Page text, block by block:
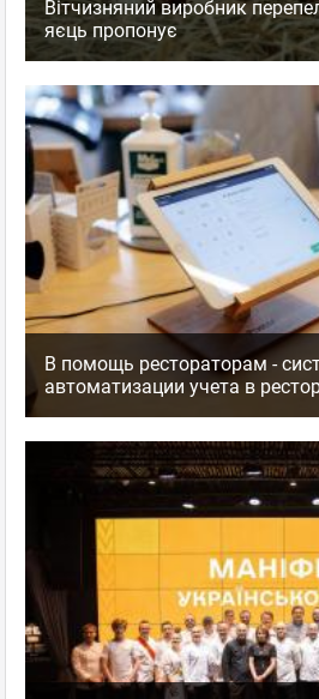
Вітчизняний виробник
яєць пропонує
В помощь рестораторам -
автоматизации учета в